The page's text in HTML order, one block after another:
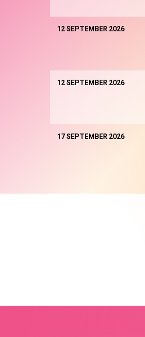
12 SEPTEMBER 2026
12 SEPTEMBER 2026
17 SEPTEMBER 2026